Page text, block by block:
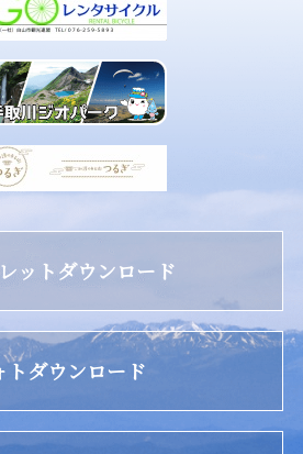
ットダウンロード
トダウンロード